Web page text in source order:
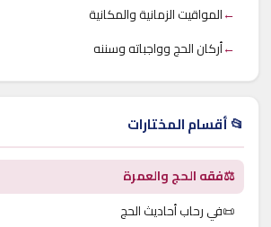
←المواقيت الزمانية والمكانية
←أركان الحج وواجباته وسننه
📂 أقسام المختارات
⚖️فقه الحج والعمرة
📜في رحاب أحاديث الحج